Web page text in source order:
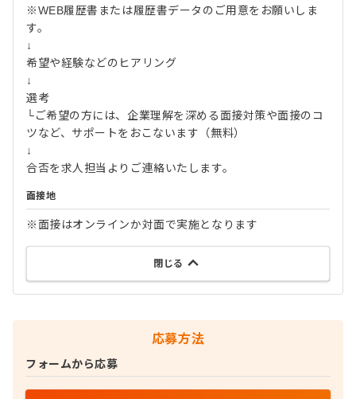
※WEB履歴書または履歴書データのご用意をお願いしま
す。
↓
希望や経験などのヒアリング
↓
選考
└ご希望の方には、企業理解を深める面接対策や面接のコ
ツなど、サポートをおこないます（無料）
↓
合否を求人担当よりご連絡いたします。
面接地
※面接はオンラインか対面で実施となります
閉じる
応募方法
フォームから応募